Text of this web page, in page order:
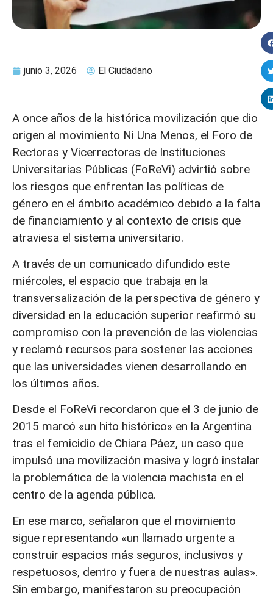
junio 3, 2026 El Ciudadano
A once años de la histórica movilización que dio
origen al movimiento Ni Una Menos, el Foro de
Rectoras y Vicerrectoras de Instituciones
Universitarias Públicas (FoReVi) advirtió sobre
los riesgos que enfrentan las políticas de
género en el ámbito académico debido a la falta
de financiamiento y al contexto de crisis que
atraviesa el sistema universitario.
A través de un comunicado difundido este
miércoles, el espacio que trabaja en la
transversalización de la perspectiva de género y
diversidad en la educación superior reafirmó su
compromiso con la prevención de las violencias
y reclamó recursos para sostener las acciones
que las universidades vienen desarrollando en
los últimos años.
Desde el FoReVi recordaron que el 3 de junio de
2015 marcó «un hito histórico» en la Argentina
tras el femicidio de Chiara Páez, un caso que
impulsó una movilización masiva y logró instalar
la problemática de la violencia machista en el
centro de la agenda pública.
En ese marco, señalaron que el movimiento
sigue representando «un llamado urgente a
construir espacios más seguros, inclusivos y
respetuosos, dentro y fuera de nuestras aulas».
Sin embargo, manifestaron su preocupación